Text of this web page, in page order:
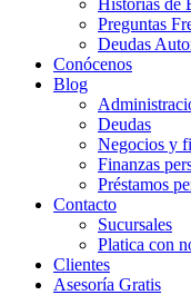
Preguntas
Deudas
Conócenos
Blog
Deudas
Negocios y
Finanzas
Préstamos
Contacto
Sucursales
Platica con
Clientes
Asesoría Gratis